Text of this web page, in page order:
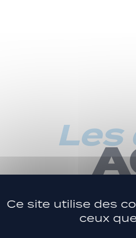
Les
Ce site utilise des
ceux